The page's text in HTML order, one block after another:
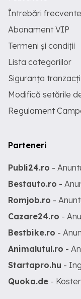
Întrebări frecvente
Abonament VIP
Termeni și condiții
Lista categoriilor
Siguranța
Modifică setările
Regulament
Parteneri
Publi24.ro -
Bestauto.ro -
Romjob.ro -
Cazare24.ro -
Bestbike.ro -
Animalutul.ro -
Startapro.hu -
Quoka.de -